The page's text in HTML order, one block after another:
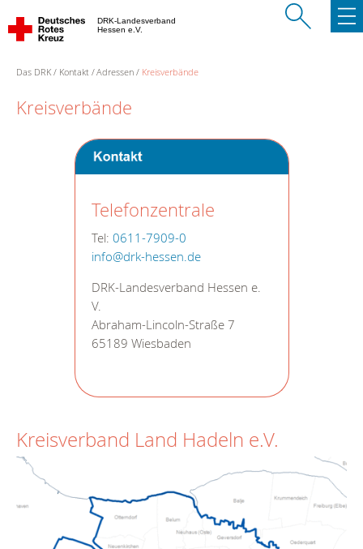
DRK-Landesverband
Hessen e.V.
Das DRK Kontakt Adressen Kreisverbände
Kreisverbände
Telefonzentrale
Tel: 0611-7909-0
info@drk-hessen.de
DRK-Landesverband Hessen e.
V.
Abraham-Lincoln-Straße 7
65189 Wiesbaden
Kreisverband Land Hadeln e.V.